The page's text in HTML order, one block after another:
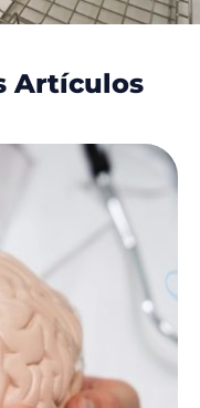
Artículos